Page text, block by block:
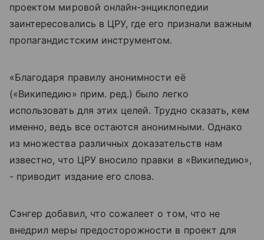
проектом мировой онлайн-энциклопедии
заинтересовались в ЦРУ, где его признали важным
пропагандистским инструментом.
«Благодаря правилу анонимности её
(«Википедию» прим. ред.) было легко
использовать для этих целей. Трудно сказать, кем
именно, ведь все остаются анонимными. Однако
из множества различных доказательств нам
известно, что ЦРУ вносило правки в «Википедию»,
- приводит издание его слова.
Сэнгер добавил, что сожалеет о том, что не
внедрил меры предосторожности в проект для